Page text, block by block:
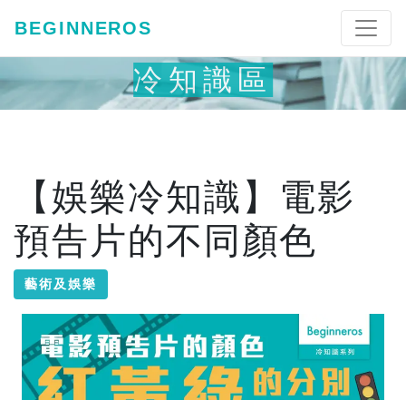
BEGINNEROS
冷知識區
【娛樂冷知識】電影
預告片的不同顏色
藝術及娛樂